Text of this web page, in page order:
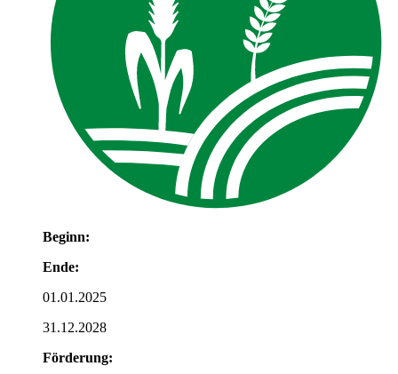
Beginn:
Ende:
01.01.2025
31.12.2028
Förderung: